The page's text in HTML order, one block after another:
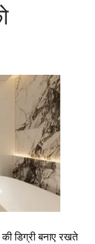
डिग्री बनाए रखते